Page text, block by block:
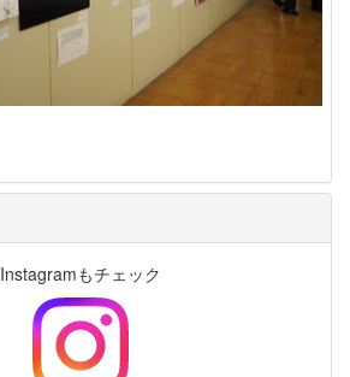
Instagramもチェック